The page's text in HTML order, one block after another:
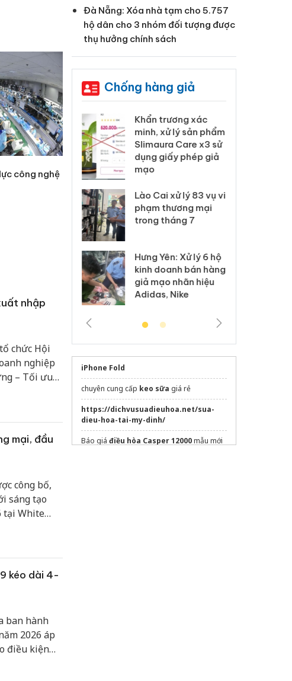
công nghệ
nhập
chức Hội
nghiệp
– Tối ưu
mại, đầu
công bố,
sáng tạo
tại White
kéo dài 4-
ban hành
2026 áp
điều kiện
Đà Nẵng: Xóa nhà tạm cho 5.757
hộ dân cho 3 nhóm đối tượng được
thụ hưởng chính sách
Chống hàng giả
Mau: Tiêu hủy
khai hàng ngàn
phẩm nhập lậu,
vệ môi trường
doanh
giả
Khẩn trương xác
minh, xử lý sản phẩm
Slimaura Care x3 sử
dụng giấy phép giả
mạo
Lào Cai xử lý 83 vụ vi
phạm thương mại
trong tháng 7
Hưng Yên: Xử lý 6 hộ
kinh doanh bán hàng
giả mạo nhãn hiệu
Adidas, Nike
iPhone Fold
chuyên cung cấp keo sữa giá rẻ
https://dichvusuadieuhoa.net/sua-
dieu-hoa-tai-my-dinh/
Báo giá điều hòa Casper 12000mẫu mới